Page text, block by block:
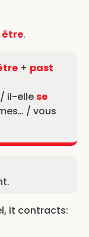
être.
+ past
il-ellese
/ vous
it contracts: